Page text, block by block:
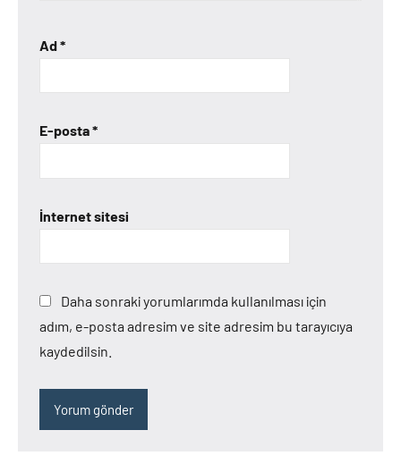
Ad*
E-posta*
İnternet sitesi
Daha sonraki yorumlarımda kullanılması için
adım, e-posta adresim ve site adresim bu tarayıcıya
kaydedilsin.